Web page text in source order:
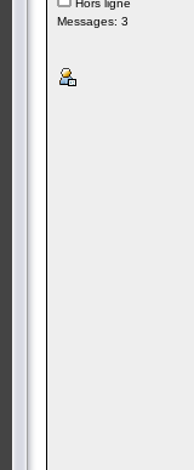
Hors ligne
Messages: 3